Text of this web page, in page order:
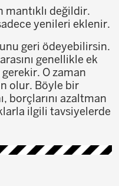
mantıklı değildir.
yenileri eklenir.
geri ödeyebilirsin.
genellikle ek
O zaman
olur. Böyle bir
borçlarını azaltman
ilgili tavsiyelerde